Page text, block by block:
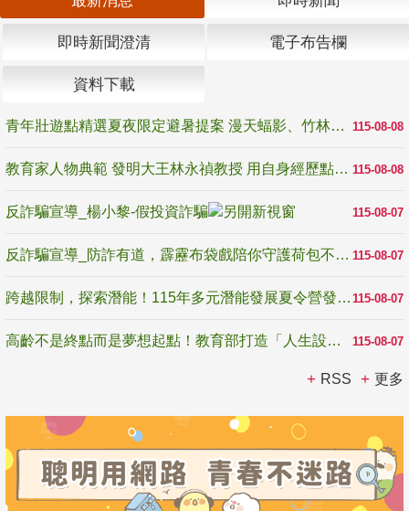
即時新聞澄清 電子布告欄
資料下載
115-08-08
青年壯遊點精選夏夜限定避暑提案 漫天蝠影、竹林尋蛙、茶香夜觀 邀青年暮色出發
115-08-08
教育家人物典範 發明大王林永禎教授 用自身經歷點亮學生的路
115-08-07
反詐騙宣導_楊小黎-假投資詐騙
115-08-07
反詐騙宣導_防詐有道，霹靂布袋戲陪你守護荷包不受騙
115-08-07
跨越限制，探索潛能！115年多元潛能發展夏令營發掘生命無限可能
115-08-07
高齡不是終點而是夢想起點！教育部打造「人生設計夢工場」 參展第3屆高齡健康產業博覽會
RSS 更多